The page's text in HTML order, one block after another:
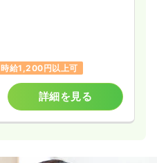
時給1,200円以上可
詳細を見る